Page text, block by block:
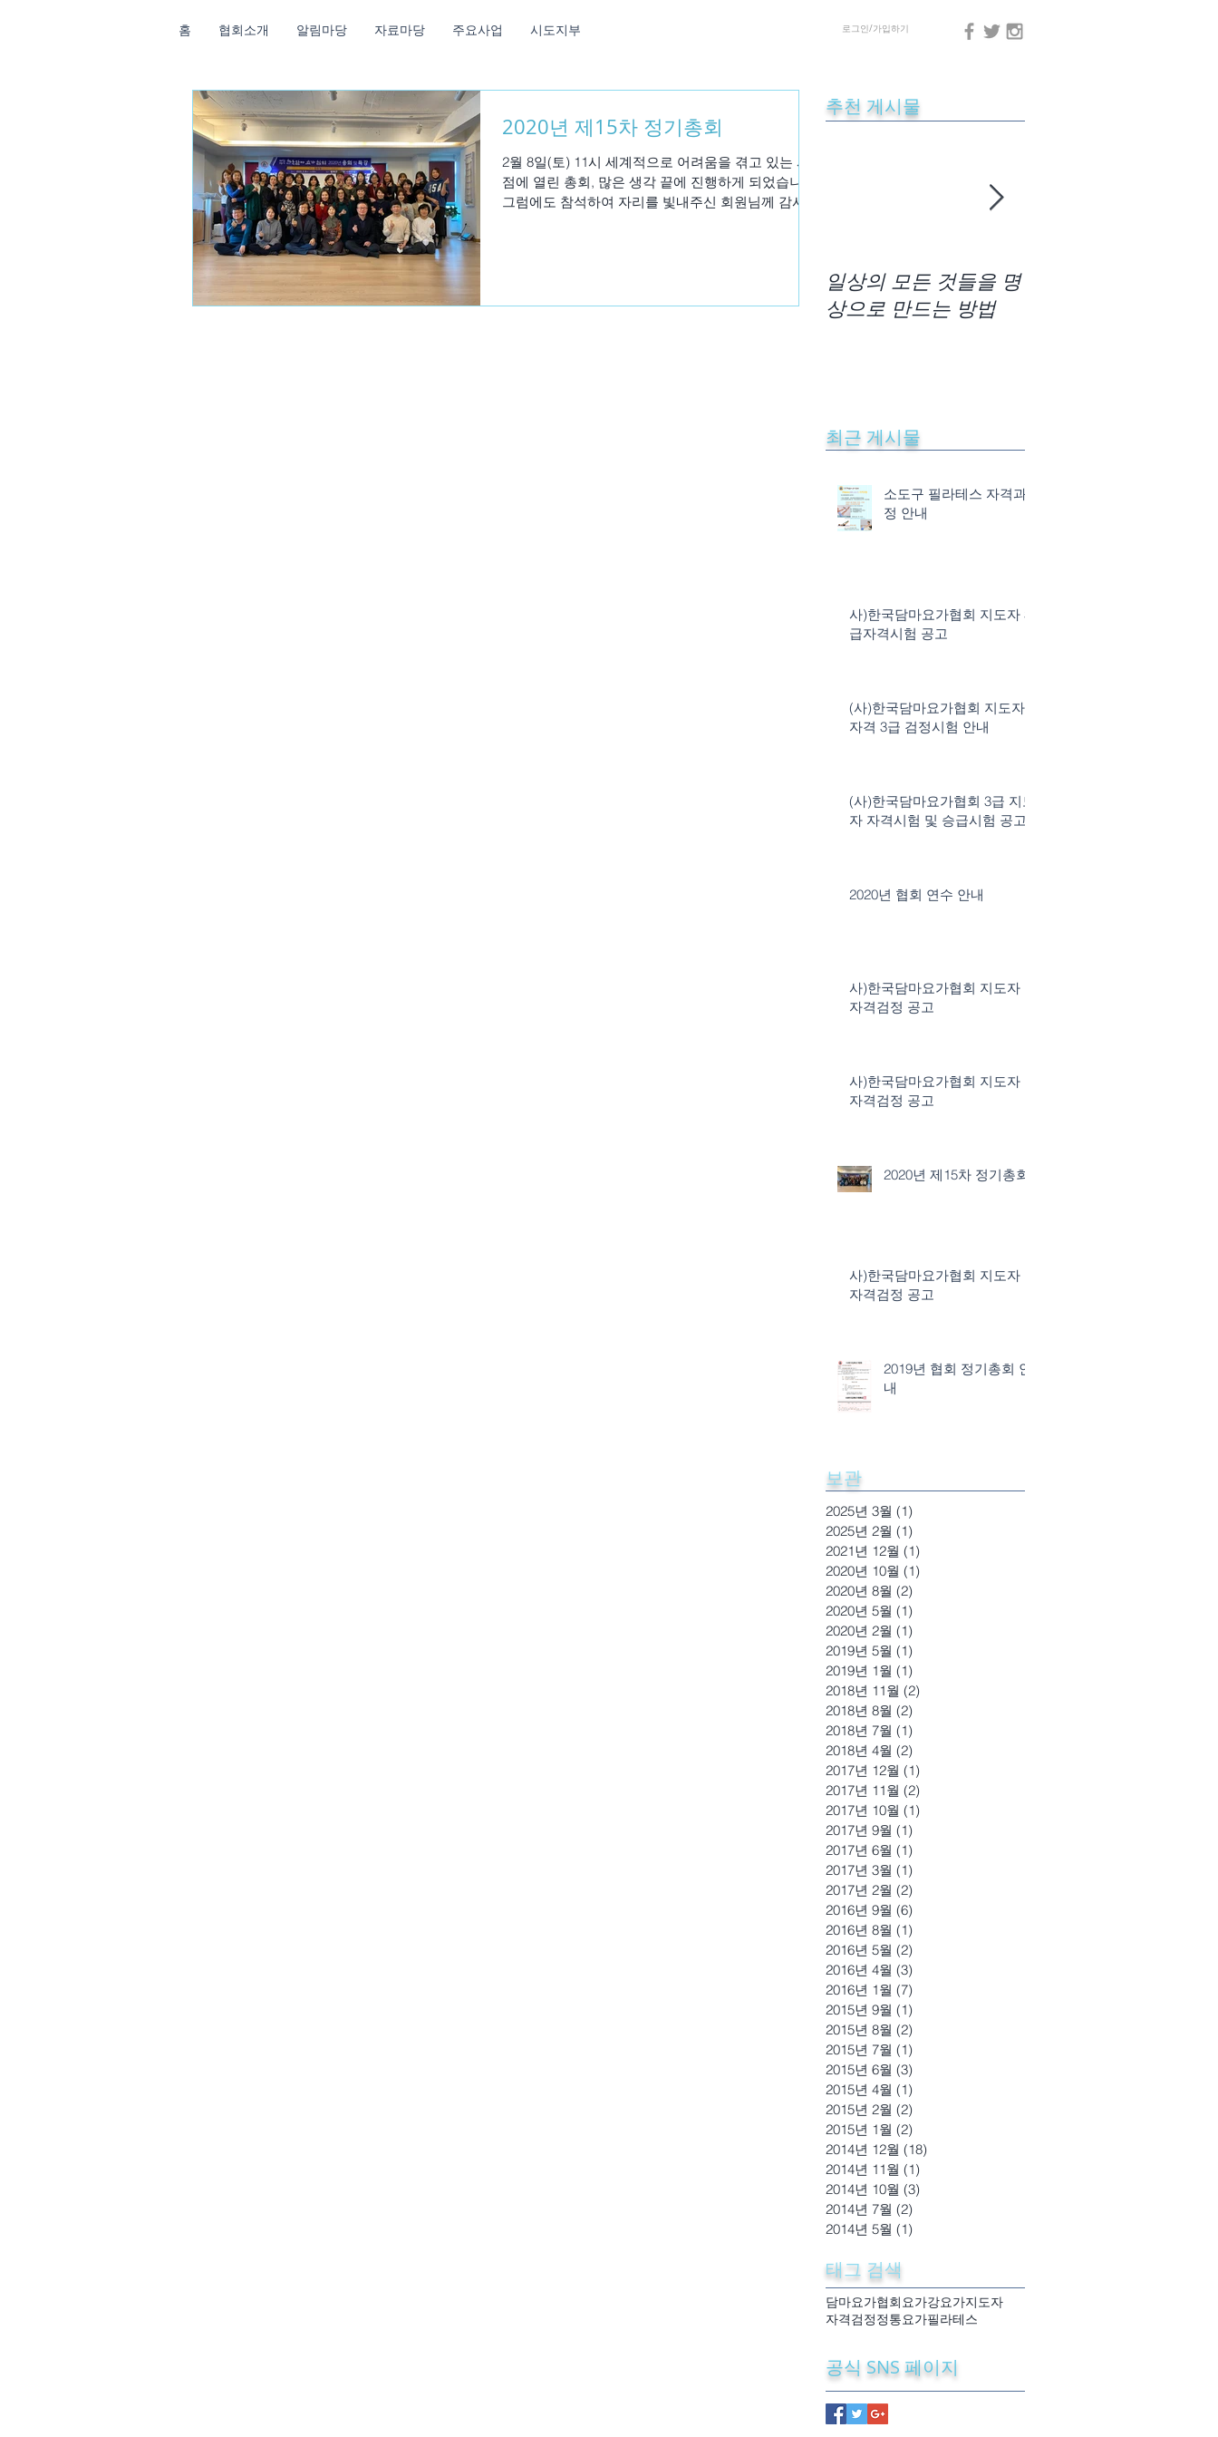
홈 협회소개 알림마당 자료마당 주요사업 시도지부 로그인/가입하기
2020년 제15차 정기총회
2월 8일(토) 11시 세계적으로 어려움을 겪고 있는 시
점에 열린 총회, 많은 생각 끝에 진행하게 되었습니다.
그럼에도 참석하여 자리를 빛내주신 회원님께 감사인
추천 게시물
일상의 모든 것들을 명
상으로 만드는 방법
최근 게시물
소도구 필라테스 자격과
정 안내
사)한국담마요가협회 지도자 3
급자격시험 공고
(사)한국담마요가협회 지도자
자격 3급 검정시험 안내
(사)한국담마요가협회 3급 지도
자 자격시험 및 승급시험 공고
2020년 협회 연수 안내
사)한국담마요가협회 지도자
자격검정 공고
사)한국담마요가협회 지도자
자격검정 공고
2020년 제15차 정기총회
사)한국담마요가협회 지도자
자격검정 공고
2019년 협회 정기총회 안
내
보관
2025년 3월 (1)
2025년 2월 (1)
2021년 12월 (1)
2020년 10월 (1)
2020년 8월 (2)
2020년 5월 (1)
2020년 2월 (1)
2019년 5월 (1)
2019년 1월 (1)
2018년 11월 (2)
2018년 8월 (2)
2018년 7월 (1)
2018년 4월 (2)
2017년 12월 (1)
2017년 11월 (2)
2017년 10월 (1)
2017년 9월 (1)
2017년 6월 (1)
2017년 3월 (1)
2017년 2월 (2)
2016년 9월 (6)
2016년 8월 (1)
2016년 5월 (2)
2016년 4월 (3)
2016년 1월 (7)
2015년 9월 (1)
2015년 8월 (2)
2015년 7월 (1)
2015년 6월 (3)
2015년 4월 (1)
2015년 2월 (2)
2015년 1월 (2)
2014년 12월 (18)
2014년 11월 (1)
2014년 10월 (3)
2014년 7월 (2)
2014년 5월 (1)
태그 검색
담마요가협회요가강요가지도자
자격검정정통요가필라테스
공식 SNS 페이지